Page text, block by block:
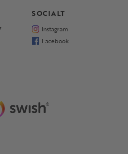
SOCIALT
Instagram
Facebook